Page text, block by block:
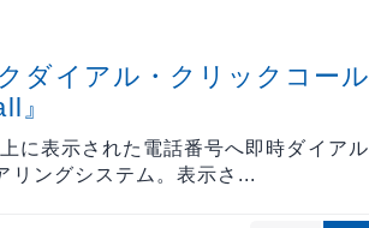
ダイアル・クリックコール
』
に表示された電話番号へ即時ダイアル
リングシステム。表示さ...